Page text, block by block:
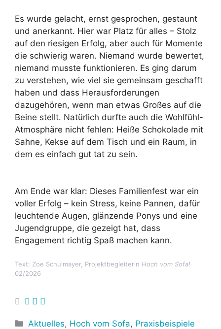
Es wurde gelacht, ernst gesprochen, gestaunt
und anerkannt. Hier war Platz für alles – Stolz
auf den riesigen Erfolg, aber auch für Momente
die schwierig waren. Niemand wurde bewertet,
niemand musste funktionieren. Es ging darum
zu verstehen, wie viel sie gemeinsam geschafft
haben und dass Herausforderungen
dazugehören, wenn man etwas Großes auf die
Beine stellt. Natürlich durfte auch die Wohlfühl-
Atmosphäre nicht fehlen: Heiße Schokolade mit
Sahne, Kekse auf dem Tisch und ein Raum, in
dem es einfach gut tat zu sein.
Am Ende war klar: Dieses Familienfest war ein
voller Erfolg – kein Stress, keine Pannen, dafür
leuchtende Augen, glänzende Ponys und eine
Jugendgruppe, die gezeigt hat, dass
Engagement richtig Spaß machen kann.
Text: Zoe Schulmayer, Projektbegleiterin Hoch vom Sofa!
02/2026
Kategorien
Aktuelles, Hoch vom Sofa, Praxisbeispiele